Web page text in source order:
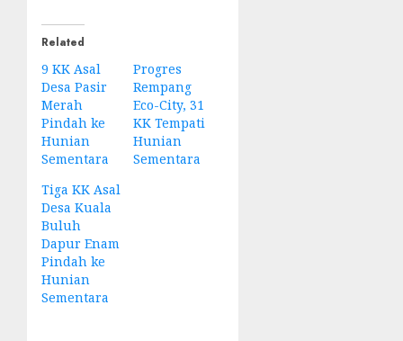
Related
9 KK Asal
Desa Pasir
Merah
Pindah ke
Hunian
Sementara
Progres
Rempang
Eco-City, 31
KK Tempati
Hunian
Sementara
Tiga KK Asal
Desa Kuala
Buluh
Dapur Enam
Pindah ke
Hunian
Sementara